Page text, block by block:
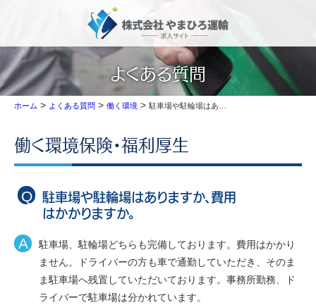
よくある質問
ホーム > よくある質問 > 働く環境 >
働く環境保険・福利厚生
駐車場や駐輪場はありますか、費用
はかかりますか。
駐車場、駐輪場どちらも完備しております。費用はかかり
ません。ドライバーの方も車で通勤していただき、そのま
ま駐車場へ残置していただいております。事務所勤務、ド
ライバーで駐車場は分かれています。